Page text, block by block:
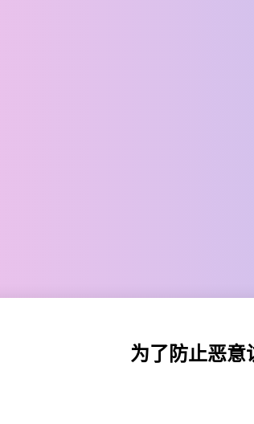
为了防止恶意